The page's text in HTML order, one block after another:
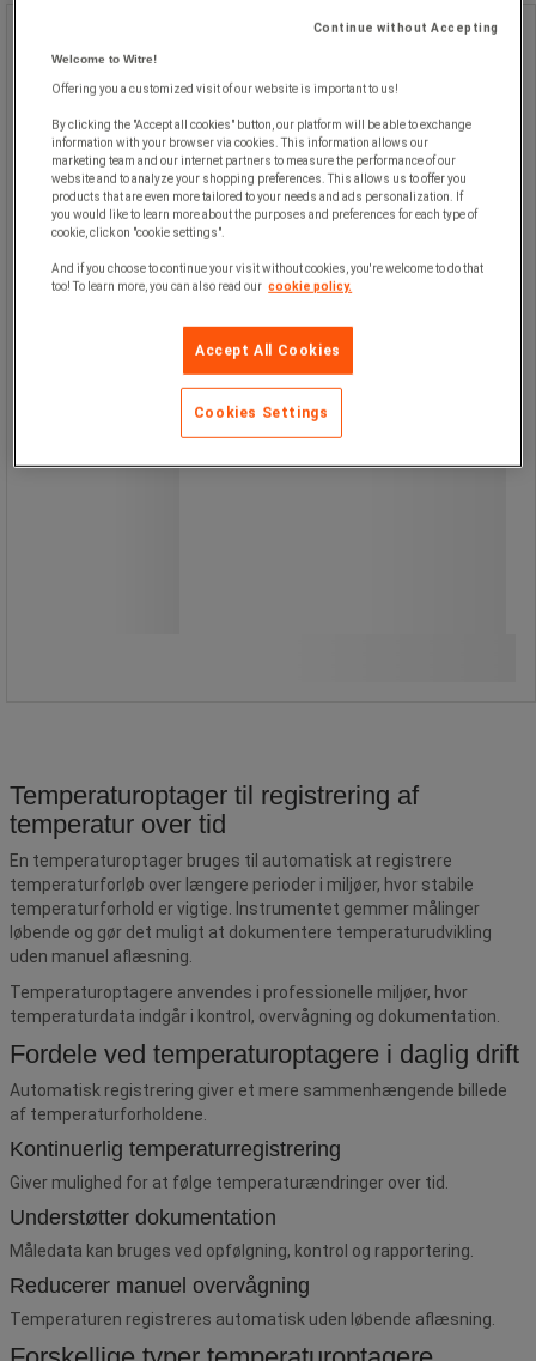
Fjer lilla - Jri
Temperaturoptager til registrering af
temperatur over tid
En temperaturoptager bruges til automatisk at registrere
temperaturforløb over længere perioder i miljøer, hvor stabile
temperaturforhold er vigtige. Instrumentet gemmer målinger
løbende og gør det muligt at dokumentere temperaturudvikling
uden manuel aflæsning.
Temperaturoptagere anvendes i professionelle miljøer, hvor
temperaturdata indgår i kontrol, overvågning og dokumentation.
Fordele ved temperaturoptagere i daglig drift
Automatisk registrering giver et mere sammenhængende billede
af temperaturforholdene.
Kontinuerlig temperaturregistrering
Giver mulighed for at følge temperaturændringer over tid.
Understøtter dokumentation
Måledata kan bruges ved opfølgning, kontrol og rapportering.
Reducerer manuel overvågning
Temperaturen registreres automatisk uden løbende aflæsning.
Continue without Accepting
Welcome to Witre!
Offering you a customized visit of our website is important to us!
By clicking the "Accept all cookies" button, our platform will be able to exchange
information with your browser via cookies. This information allows our
marketing team and our internet partners to measure the performance of our
website and to analyze your shopping preferences. This allows us to offer you
products that are even more tailored to your needs and ads personalization. If
you would like to learn more about the purposes and preferences for each type of
cookie, click on "cookie settings".
And if you choose to continue your visit without cookies, you're welcome to do that
too! To learn more, you can also read our cookie policy.
Accept All Cookies
Cookies Settings